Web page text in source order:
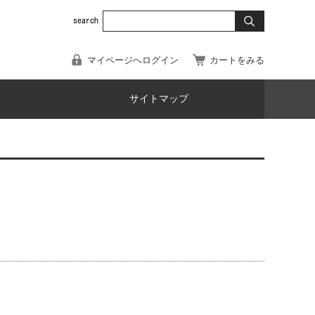
マイページへログイン カートをみる
サイトマップ